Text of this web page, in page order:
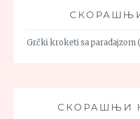
Grčki kroketi sa paradajzom
СКОРАШЊИ